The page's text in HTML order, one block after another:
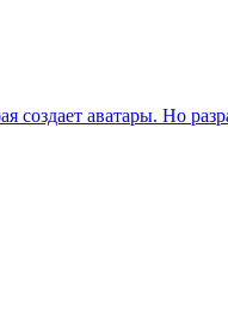
аватары. Но